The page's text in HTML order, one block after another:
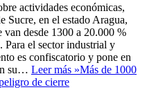
actividades económicas,
Sucre, en el estado Aragua,
van desde 1300 a 20.000 %
Para el sector industrial y
es confiscatorio y pone en
su… Leer más »Más de 1000
de cierre